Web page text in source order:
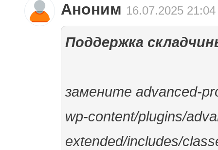
Аноним 16.07.2025 21:04
Поддержка
замените advanced-
wp-content/plugins/
extended/includes/